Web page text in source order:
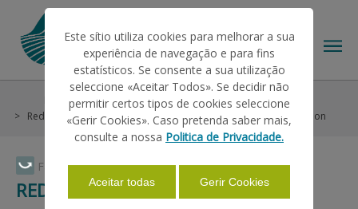
Faça Swipe para ver o menu
THE IFAP
HELP/SUPPORT
Help/Support Market Interventions
Milk Production
Reduction of Cow Milk Production
Rules and Basic Information
REDUCTION OF COW MILK
Este sítio utiliza cookies para melhorar a sua
experiência de navegação e para fins
estatísticos. Se consente a sua utilização
seleccione «Aceitar Todos». Se decidir não
permitir certos tipos de cookies seleccione
«Gerir Cookies». Caso pretenda saber mais,
consulte a nossa Politica de Privacidade.
Aceitar todas Gerir Cookies